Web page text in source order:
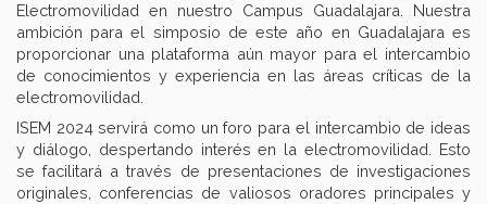
Electromovilidad en nuestro Campus Guadalajara. Nuestra
ambición para el simposio de este año en Guadalajara es
proporcionar una plataforma aún mayor para el intercambio
de conocimientos y experiencia en las áreas críticas de la
electromovilidad.
ISEM 2024 servirá como un foro para el intercambio de ideas
y diálogo, despertando interés en la electromovilidad. Esto
se facilitará a través de presentaciones de investigaciones
originales, conferencias de valiosos oradores principales y